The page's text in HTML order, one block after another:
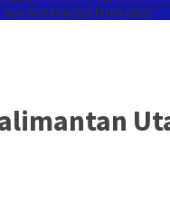
Sebenarnya Maknanya?